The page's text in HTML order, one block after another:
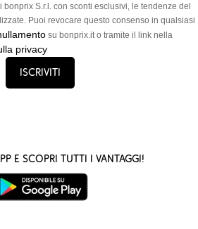
S.r.l. con sconti esclusivi, le tendenze del
Puoi revocare questo consenso in qualsiasi
su bonprix.it o tramite il link nella
privacy
Iscriviti
e scopri tutti i vantaggi!